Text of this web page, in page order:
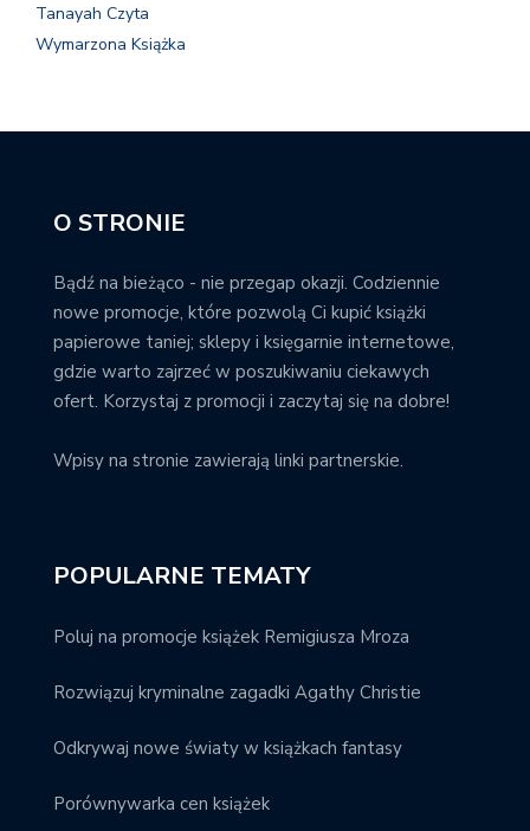
Tanayah Czyta
Wymarzona Książka
O STRONIE
Bądź na bieżąco - nie przegap okazji. Codziennie
nowe promocje, które pozwolą Ci kupić książki
papierowe taniej; sklepy i księgarnie internetowe,
gdzie warto zajrzeć w poszukiwaniu ciekawych
ofert. Korzystaj z promocji i zaczytaj się na dobre!
Wpisy na stronie zawierają linki partnerskie.
POPULARNE TEMATY
Poluj na promocje książek Remigiusza Mroza
Rozwiązuj kryminalne zagadki Agathy Christie
Odkrywaj nowe światy w książkach fantasy
Porównywarka cen książek